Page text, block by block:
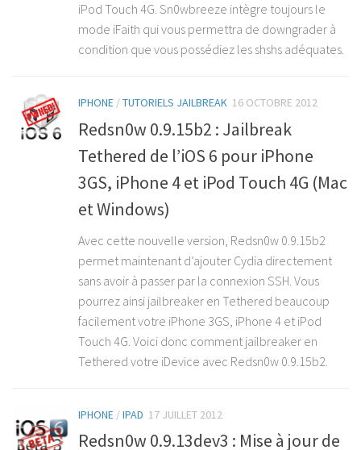
iPod Touch 4G. Sn0wbreeze intègre toujours le
mode iFaith qui vous permettra de downgrader à
condition que vous possédiez les shshs adéquates.
IPHONE /TUTORIELS JAILBREAK 16 OCTOBRE 2012
Redsn0w 0.9.15b2 : Jailbreak
Tethered de l’iOS 6 pour iPhone
3GS, iPhone 4 et iPod Touch 4G (Mac
et Windows)
Avec cette nouvelle version, Redsn0w 0.9.15b2
permet maintenant d’ajouter Cydia directement
sans avoir à passer par la connexion SSH. Vous
pourrez ainsi jailbreaker en Tethered beaucoup
facilement votre iPhone 3GS, iPhone 4 et iPod
Touch 4G. Voici donc comment jailbreaker en
Tethered votre iDevice avec Redsn0w 0.9.15b2.
IPHONE /IPAD 17 JUILLET 2012
Redsn0w 0.9.13dev3 : Mise à jour de